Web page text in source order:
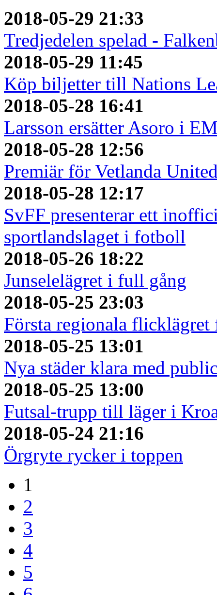
2018-05-29 21:33
Tredjedelen spelad -
2018-05-29 11:45
Köp biljetter till Nations
2018-05-28 16:41
Larsson ersätter Asoro i
2018-05-28 12:56
Premiär för Vetlanda
2018-05-28 12:17
SvFF presenterar ett
sportlandslaget i fotboll
2018-05-26 18:22
Junselelägret i full gång
2018-05-25 23:03
Första regionala
2018-05-25 13:01
Nya städer klara med
2018-05-25 13:00
Futsal-trupp till läger i
2018-05-24 21:16
Örgryte rycker i toppen
1
2
3
4
5